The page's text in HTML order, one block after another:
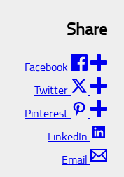
Share
Facebook
Twitter
Pinterest
LinkedIn
Email